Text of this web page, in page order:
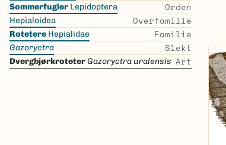
Sommerfugler Lepidoptera Orden
Hepialoidea Overfamilie
Rotetere Hepialidae Familie
Gazoryctra Slekt
DvergbjørkroteterGazoryctra uralensis Art